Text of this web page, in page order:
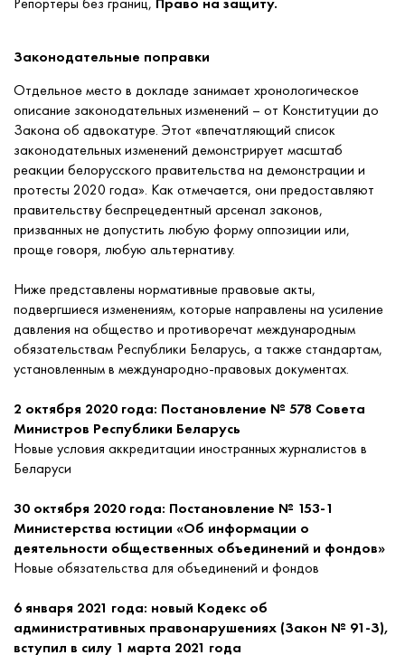
Законодательные поправки
Отдельное место в докладе занимает хронологическое
описание законодательных изменений – от Конституции до
Закона об адвокатуре. Этот «впечатляющий список
законодательных изменений демонстрирует масштаб
реакции белорусского правительства на демонстрации и
протесты 2020 года». Как отмечается, они предоставляют
правительству беспрецедентный арсенал законов,
призванных не допустить любую форму оппозиции или,
проще говоря, любую альтернативу.
Ниже представлены нормативные правовые акты,
подвергшиеся изменениям, которые направлены на усиление
давления на общество и противоречат международным
обязательствам Республики Беларусь, а также стандартам,
установленным в международно-правовых документах.
2 октября 2020 года: Постановление № 578 Совета
Министров Республики Беларусь
Новые условия аккредитации иностранных журналистов в
Беларуси
30 октября 2020 года: Постановление № 153-1
Министерства юстиции «Об информации о
деятельности общественных объединений и фондов»
Новые обязательства для объединений и фондов
6 января 2021 года: новый Кодекс об
административных правонарушениях (Закон № 91-З),
вступил в силу 1 марта 2021 года